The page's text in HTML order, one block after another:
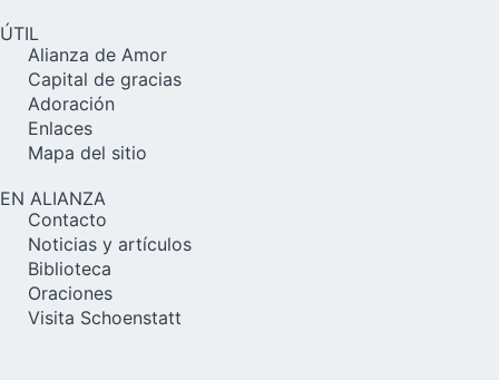
ÚTIL
Alianza de Amor
Capital de gracias
Adoración
Enlaces
Mapa del sitio
EN ALIANZA
Contacto
Noticias y artículos
Biblioteca
Oraciones
Visita Schoenstatt